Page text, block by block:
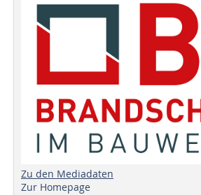
Zu den Mediadaten
Zur Homepage